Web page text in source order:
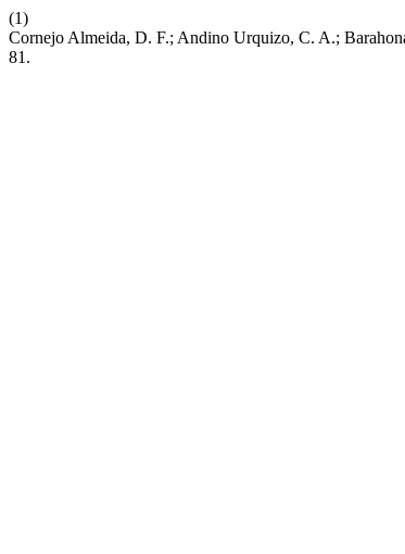
(1)
Cornejo Almeida, D. F.; Andino Urquizo, C. A.;
81.